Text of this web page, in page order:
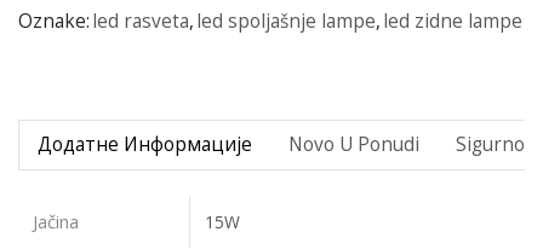
Oznake:led rasveta,led spoljašnje lampe,led zidne lampe
Додатне Информације Novo U Ponudi Sigurno
Jačina 15W